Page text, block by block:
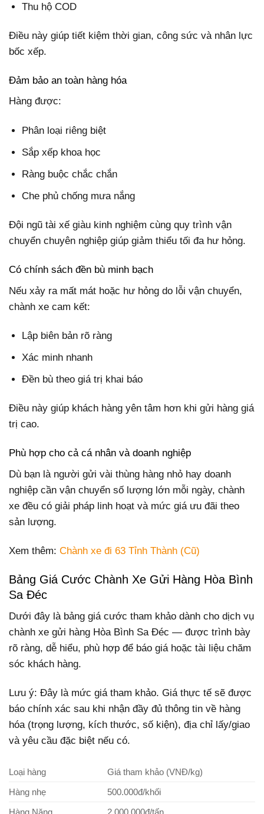
Thu hộ COD
Điều này giúp tiết kiệm thời gian, công sức và nhân lực
bốc xếp.
Đảm bảo an toàn hàng hóa
Hàng được:
Phân loại riêng biệt
Sắp xếp khoa học
Ràng buộc chắc chắn
Che phủ chống mưa nắng
Đội ngũ tài xế giàu kinh nghiệm cùng quy trình vận
chuyển chuyên nghiệp giúp giảm thiểu tối đa hư hỏng.
Có chính sách đền bù minh bạch
Nếu xảy ra mất mát hoặc hư hỏng do lỗi vận chuyển,
chành xe cam kết:
Lập biên bản rõ ràng
Xác minh nhanh
Đền bù theo giá trị khai báo
Điều này giúp khách hàng yên tâm hơn khi gửi hàng giá
trị cao.
Phù hợp cho cả cá nhân và doanh nghiệp
Dù bạn là người gửi vài thùng hàng nhỏ hay doanh
nghiệp cần vận chuyển số lượng lớn mỗi ngày, chành
xe đều có giải pháp linh hoạt và mức giá ưu đãi theo
sản lượng.
Xem thêm: Chành xe đi 63 Tỉnh Thành (Cũ)
Bảng Giá Cước Chành Xe Gửi Hàng Hòa Bình
Sa Đéc
Dưới đây là bảng giá cước tham khảo dành cho dịch vụ
chành xe gửi hàng Hòa Bình Sa Đéc — được trình bày
rõ ràng, dễ hiểu, phù hợp để báo giá hoặc tài liệu chăm
sóc khách hàng.
Lưu ý: Đây là mức giá tham khảo. Giá thực tế sẽ được
báo chính xác sau khi nhận đầy đủ thông tin về hàng
hóa (trọng lượng, kích thước, số kiện), địa chỉ lấy/giao
và yêu cầu đặc biệt nếu có.
Loại hàng
Giá tham khảo (VNĐ/kg)
Hàng nhẹ
500.000đ/khối
Hàng Nặng
2.000.000đ/tấn